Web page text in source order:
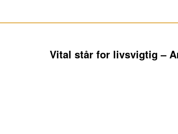
Vital står for livsvigtig –